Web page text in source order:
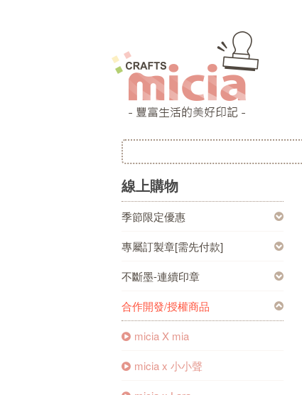
線上購物
季節限定優惠
專屬訂製章[需先付款]
不斷墨-連續印章
合作開發/授權商品
micia X mia
micia x 小小聲